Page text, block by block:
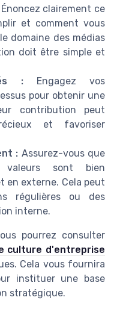
Énoncez clairement ce
et comment vous
domaine des médias
doit être simple et
:Engagez vos
pour obtenir une
contribution peut
et favoriser
: Assurez-vous que
sont bien
en externe. Cela peut
régulières ou des
interne.
pourrez consulter
culture d'entreprise
Cela vous fournira
instituer une base
stratégique.